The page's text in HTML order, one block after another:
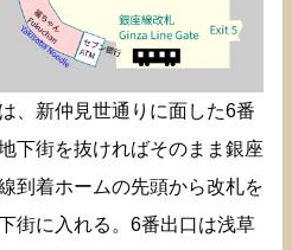
、新仲見世通りに面した6番
下街を抜ければそのまま銀座
到着ホームの先頭から改札を
街に入れる。6番出口は浅草